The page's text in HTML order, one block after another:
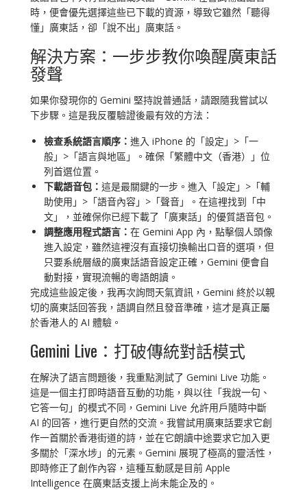
時，便會優先選擇這些已下載的資源，導致它雖然「聽得
懂」廣東話，卻「說不出」廣東話。
解決方案：一步步教你喚醒廣東話
發聲
如果你發現你的 Gemini 堅持說普通話，請跟隨我嘗試以
下步驟。這是我反覆驗證後最有效的方法：
檢查系統語言順序： 進入 iPhone 的「設定」>「一
般」>「語言與地區」。確保「繁體中文（香港）」位
列首選位置。
下載語音包： 這是最關鍵的一步。進入「設定」>「輔
助使用」>「語音內容」>「聲音」。在這裡找到「中
文」，並確保你已經下載了「廣東話」的優質語音包。
調整應用程式語言： 在 Gemini App 內，點擊個人頭像
進入設定，雖然這裡沒有直接切換輸出口音的選項，但
只要系統層級的廣東話語音設定正確，Gemini 便會自
動對接，實現流暢的粵語朗讀。
完成這些設定後，我再次詢問天氣資訊，Gemini 終於以親
切的廣東話回答我，語調自然且發音準確，這才是真正屬
於香港人的 AI 體驗。
Gemini Live：打破傳統對話模式
在解決了語言問題後，我重點測試了 Gemini Live 功能。
這是一個主打即時語音互動的功能，與以往「我說一句、
它答一句」的模式不同，Gemini Live 允許用戶隨時中斷
AI 的回答，進行更自然的交流。我嘗試用廣東話要求它創
作一首關於香港街道的詩，並在它朗讀中途要求它加入更
多關於「深水埗」的元素。Gemini 展現了極高的靈活性，
即時修正了創作內容，這種互動感是目前 Apple
Intelligence 在廣東話支援上尚未能企及的。